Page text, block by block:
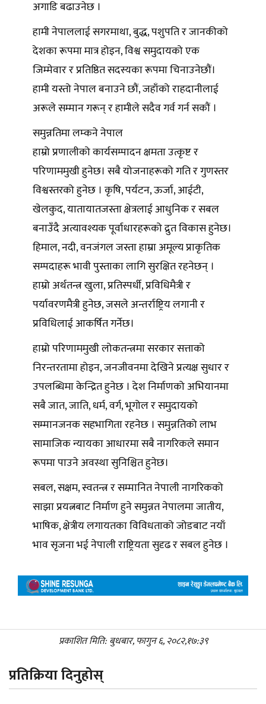
अगाडि बढाउनेछ ।
हामी नेपाललाई सगरमाथा, बुद्ध, पशुपति र जानकीको
देशका रूपमा मात्र होइन, विश्व समुदायको एक
जिम्मेवार र प्रतिष्ठित सदस्यका रूपमा चिनाउनेछौं।
हामी यस्तो नेपाल बनाउने छौं, जहाँको राहदानीलाई
अरूले सम्मान गरून् र हामीले सदैव गर्व गर्न सकौं ।
समुन्नतिमा लम्कने नेपाल
हाम्रो प्रणालीको कार्यसम्पादन क्षमता उत्कृष्ट र
परिणाममुखी हुनेछ। सबै योजनाहरूको गति र गुणस्तर
विश्वस्तरको हुनेछ । कृषि, पर्यटन, ऊर्जा, आईटी,
खेलकुद, यातायातजस्ता क्षेत्रलाई आधुनिक र सबल
बनाउँदै अत्यावश्यक पूर्वाधारहरूको द्रुत विकास हुनेछ।
हिमाल, नदी, वनजंगल जस्ता हाम्रा अमूल्य प्राकृतिक
सम्पदाहरू भावी पुस्ताका लागि सुरक्षित रहनेछन् ।
हाम्रो अर्थतन्त्र खुला, प्रतिस्पर्धी, प्रविधिमैत्री र
पर्यावरणमैत्री हुनेछ, जसले अन्तर्राष्ट्रिय लगानी र
प्रविधिलाई आकर्षित गर्नेछ।
हाम्रो परिणाममुखी लोकतन्त्रमा सरकार सत्ताको
निरन्तरतामा होइन, जनजीवनमा देखिने प्रत्यक्ष सुधार र
उपलब्धिमा केन्द्रित हुनेछ । देश निर्माणको अभियानमा
सबै जात, जाति, धर्म, वर्ग, भूगोल र समुदायको
सम्मानजनक सहभागिता रहनेछ । समुन्नतिको लाभ
सामाजिक न्यायका आधारमा सबै नागरिकले समान
रूपमा पाउने अवस्था सुनिश्चित हुनेछ।
⁠सबल, सक्षम, स्वतन्त्र र सम्मानित नेपाली नागरिकको
साझा प्रयत्नबाट निर्माण हुने समुन्नत नेपालमा जातीय,
भाषिक, क्षेत्रीय लगायतका विविधताको जोडबाट नयाँ
भाव सृजना भई नेपाली राष्ट्रियता सुदृढ र सबल हुनेछ ।
प्रकाशित मिति: बुधबार, फागुन ६, २०८२,१७:३९
प्रतिक्रिया दिनुहोस्